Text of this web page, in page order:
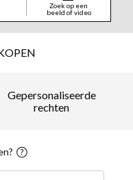
Zoek op een
beeld of video
Gepersonaliseerde
rechten